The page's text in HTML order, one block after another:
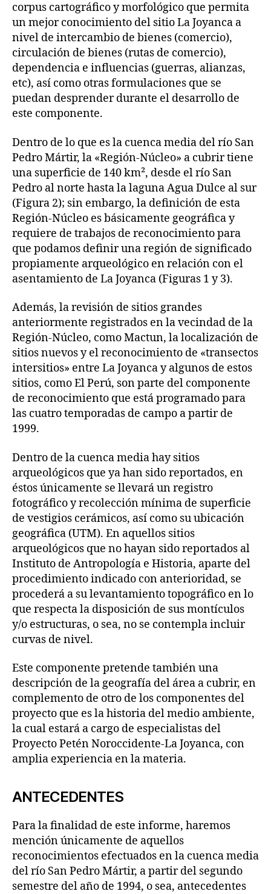
corpus cartográfico y morfológico que permita
un mejor conocimiento del sitio La Joyanca a
nivel de intercambio de bienes (comercio),
circulación de bienes (rutas de comercio),
dependencia e influencias (guerras, alianzas,
etc), así como otras formulaciones que se
puedan desprender durante el desarrollo de
este componente.
Dentro de lo que es la cuenca media del río San
Pedro Mártir, la «Región-Núcleo» a cubrir tiene
una superficie de 140 km², desde el río San
Pedro al norte hasta la laguna Agua Dulce al sur
(Figura 2); sin embargo, la definición de esta
Región-Núcleo es básicamente geográfica y
requiere de trabajos de reconocimiento para
que podamos definir una región de significado
propiamente arqueológico en relación con el
asentamiento de La Joyanca (Figuras 1 y 3).
Además, la revisión de sitios grandes
anteriormente registrados en la vecindad de la
Región-Núcleo, como Mactun, la localización de
sitios nuevos y el reconocimiento de «transectos
intersitios» entre La Joyanca y algunos de estos
sitios, como El Perú, son parte del componente
de reconocimiento que está programado para
las cuatro temporadas de campo a partir de
1999.
Dentro de la cuenca media hay sitios
arqueológicos que ya han sido reportados, en
éstos únicamente se llevará un registro
fotográfico y recolección mínima de superficie
de vestigios cerámicos, así como su ubicación
geográfica (UTM). En aquellos sitios
arqueológicos que no hayan sido reportados al
Instituto de Antropología e Historia, aparte del
procedimiento indicado con anterioridad, se
procederá a su levantamiento topográfico en lo
que respecta la disposición de sus montículos
y/o estructuras, o sea, no se contempla incluir
curvas de nivel.
Este componente pretende también una
descripción de la geografía del área a cubrir, en
complemento de otro de los componentes del
proyecto que es la historia del medio ambiente,
la cual estará a cargo de especialistas del
Proyecto Petén Noroccidente-La Joyanca, con
amplia experiencia en la materia.
ANTECEDENTES
Para la finalidad de este informe, haremos
mención únicamente de aquellos
reconocimientos efectuados en la cuenca media
del río San Pedro Mártir, a partir del segundo
semestre del año de 1994, o sea, antecedentes